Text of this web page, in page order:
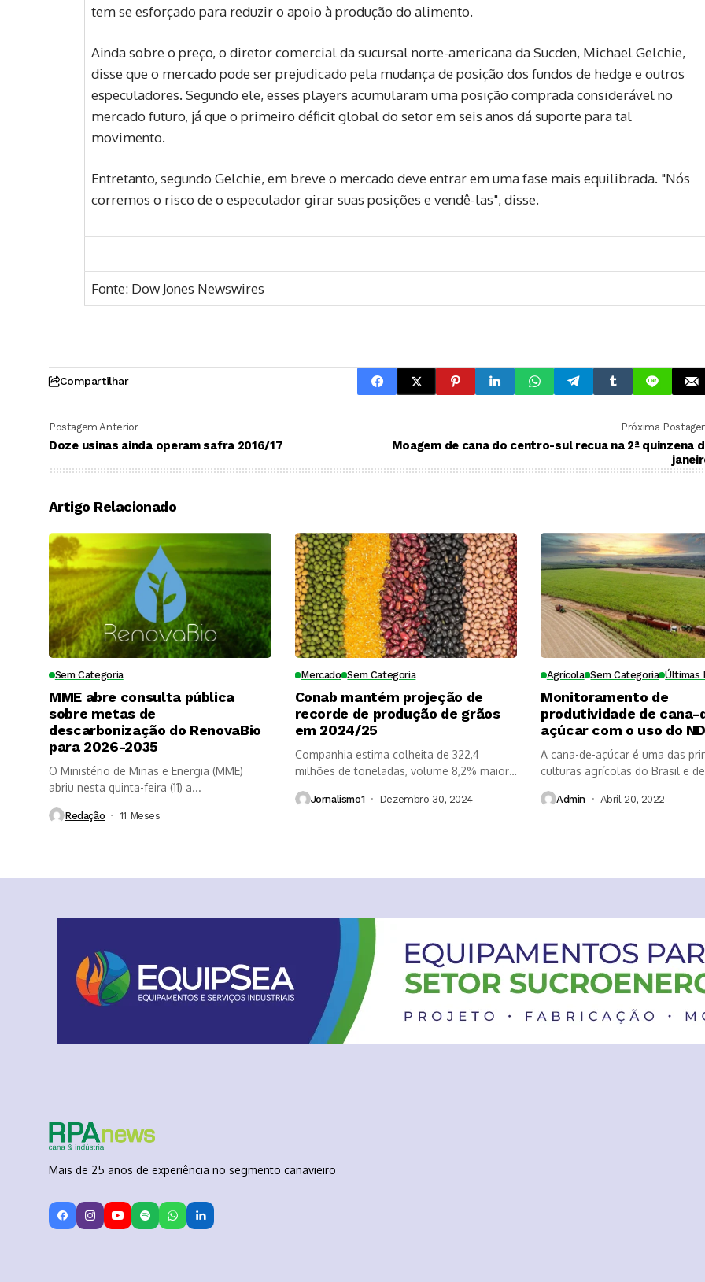
tem se esforçado para reduzir o apoio à produção do alimento.
Ainda sobre o preço, o diretor comercial da sucursal norte-americana da Sucden, Michael Gelchie,
disse que o mercado pode ser prejudicado pela mudança de posição dos fundos de hedge e outros
especuladores. Segundo ele, esses players acumularam uma posição comprada considerável no
mercado futuro, já que o primeiro déficit global do setor em seis anos dá suporte para tal
movimento.
Entretanto, segundo Gelchie, em breve o mercado deve entrar em uma fase mais equilibrada. "Nós
corremos o risco de o especulador girar suas posições e vendê-las", disse.
Fonte: Dow Jones Newswires
Compartilhar
Postagem Anterior
Doze usinas ainda operam safra 2016/17
Próxima
Moagem de cana do centro-sul recua na 2ª quinzena
Artigo Relacionado
Sem Categoria
MME abre consulta pública
sobre metas de
descarbonização do RenovaBio
para 2026-2035
O Ministério de Minas e Energia (MME)
abriu nesta quinta-feira (11) a...
Redação 11 Meses ⁮
Mercado Sem Categoria
Conab mantém projeção de
recorde de produção de grãos
em 2024/25
Companhia estima colheita de 322,4
milhões de toneladas, volume 8,2% maior
Jornalismo1 Dezembro 30, 2024
Agrícola Sem Categoria Últimas
Monitoramento de
produtividade de cana-
açúcar com o uso do
A cana-de-açúcar é uma das
culturas agrícolas do Brasil e
Admin Abril 20, 2022
Mais de 25 anos de experiência no segmento canavieiro